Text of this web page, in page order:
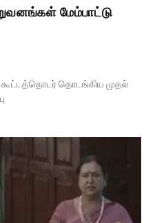
மேம்பாட்டு
கூட்டத்தொடர் தொடங்கிய முதல்